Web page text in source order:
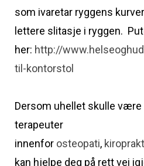
som ivaretar ryggens
lettere slitasje i ryggen.
her: http://
til-kontorstol
Dersom uhellet skulle være
terapeuter
innenfor osteopati,
kan hjelpe deg på rett vei